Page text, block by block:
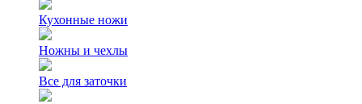
Кухонные ножи
Ножны и чехлы
Все для заточки